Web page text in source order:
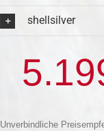
shellsilver
Unverbindliche